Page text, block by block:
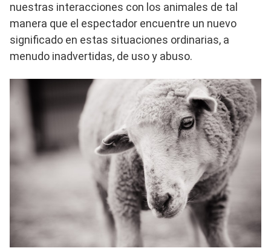
nuestras interacciones con los animales de tal
manera que el espectador encuentre un nuevo
significado en estas situaciones ordinarias, a
menudo inadvertidas, de uso y abuso.